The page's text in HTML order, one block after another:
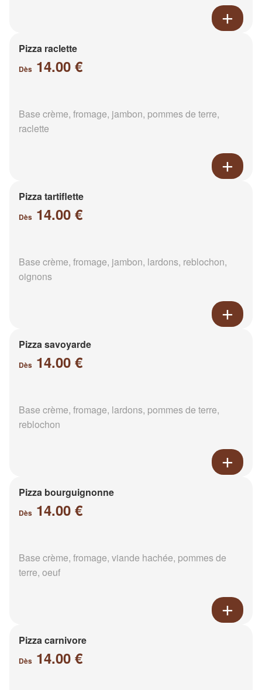
Pizza raclette
Dès 14.00 €
Base crème, fromage, jambon, pommes de terre,
raclette
Pizza tartiflette
Dès 14.00 €
Base crème, fromage, jambon, lardons, reblochon,
oignons
Pizza savoyarde
Dès 14.00 €
Base crème, fromage, lardons, pommes de terre,
reblochon
Pizza bourguignonne
Dès 14.00 €
Base crème, fromage, viande hachée, pommes de
terre, oeuf
Pizza carnivore
Dès 14.00 €